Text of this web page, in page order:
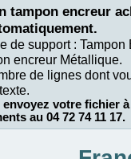
Tampons
Tampons Dateurs >>>
Tampons
Tampons
Tampons
Tampons
tampon encreur
de support : Tampon
encreur Métallique.
de lignes dont
envoyez votre fichier
au 04 72 74 11 17.